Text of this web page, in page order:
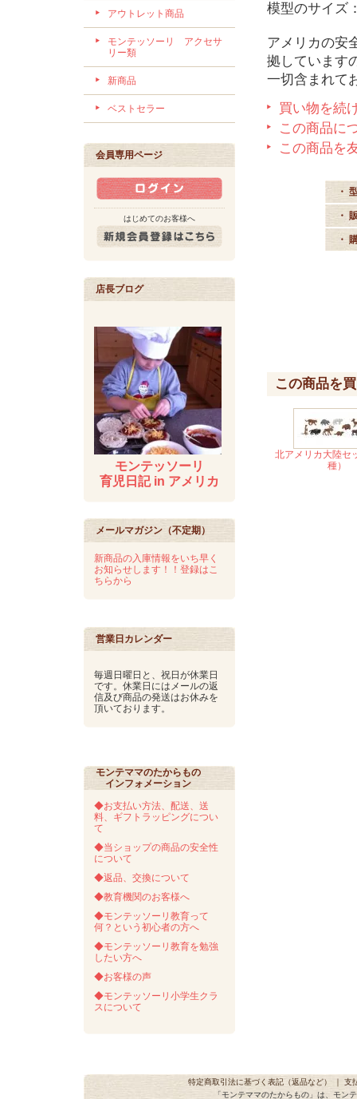
アウトレット商品
モンテッソーリ アクセサ
リー類
新商品
ベストセラー
会員専用ページ
はじめてのお客様へ
店長ブログ
モンテッソーリ
育児日記 in アメリカ
メールマガジン（不定期）
新商品の入庫情報をいち早く
お知らせします！！登録はこ
ちらから
営業日カレンダー
毎週日曜日と、祝日が休業日
です。休業日にはメールの返
信及び商品の発送はお休みを
頂いております。
モンテママのたからもの
インフォメーション
◆お支払い方法、配送、送
料、ギフトラッピングについ
て
◆当ショップの商品の安全性
について
◆返品、交換について
◆教育機関のお客様へ
◆モンテッソーリ教育って
何？という初心者の方へ
◆モンテッソーリ教育を勉強
したい方へ
◆お客様の声
◆モンテッソーリ小学生クラ
スについて
模型のサイズ
アメリカの安
拠しています
一切含まれて
買い物を続
この商品に
この商品を
・
・
・
この商品を
北アメリカ大陸セ
種）
特定商取引法に基づく表記（返品など） ｜ 支
「モンテママのたからもの」は、モン